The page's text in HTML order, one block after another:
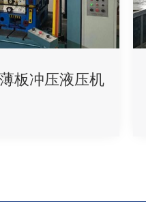
板冲压液压机